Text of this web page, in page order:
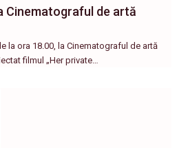
Cinematograful de artă
la ora 18.00, la Cinematograful de artă
filmul „Her private…